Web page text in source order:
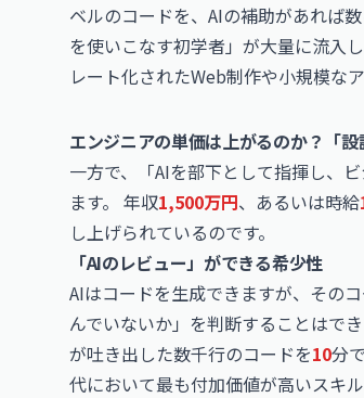
ベルのコードを、AIの補助があれば
を使いこなす初学者」が大量に流入
レート化されたWeb制作や小規模な
エンジニアの単価は上がるのか？「
一方で、「AIを部下として指揮し、
ます。 年収1,500万円、あるいは時給
し上げられているのです。
「AIのレビュー」ができる希少性
AIはコードを生成できますが、その
んでいないか」を判断することはで
が吐き出した数千行のコードを10分
代において最も付加価値が高いスキル